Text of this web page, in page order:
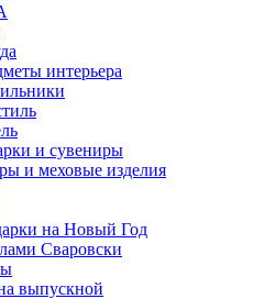
интерьера
и сувениры
и меховые изделия
на Новый Год
Сваровски
выпускной